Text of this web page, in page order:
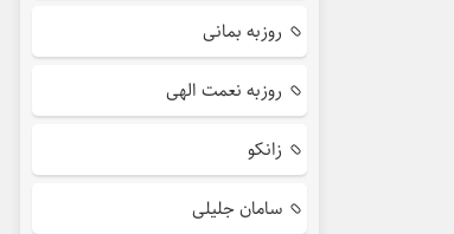
روزبه بمانی
روزبه نعمت الهی
زانکو
سامان جلیلی